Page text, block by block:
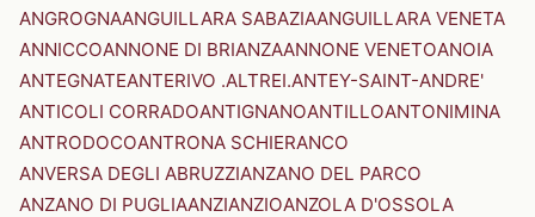
ANGROGNAANGUILLARA SABAZIAANGUILLARA VENETA
ANNICCOANNONE DI BRIANZAANNONE VENETOANOIA
ANTEGNATEANTERIVO .ALTREI.ANTEY-SAINT-ANDRE'
ANTICOLI CORRADOANTIGNANOANTILLOANTONIMINA
ANTRODOCOANTRONA SCHIERANCO
ANVERSA DEGLI ABRUZZIANZANO DEL PARCO
ANZANO DI PUGLIAANZIANZIOANZOLA D'OSSOLA